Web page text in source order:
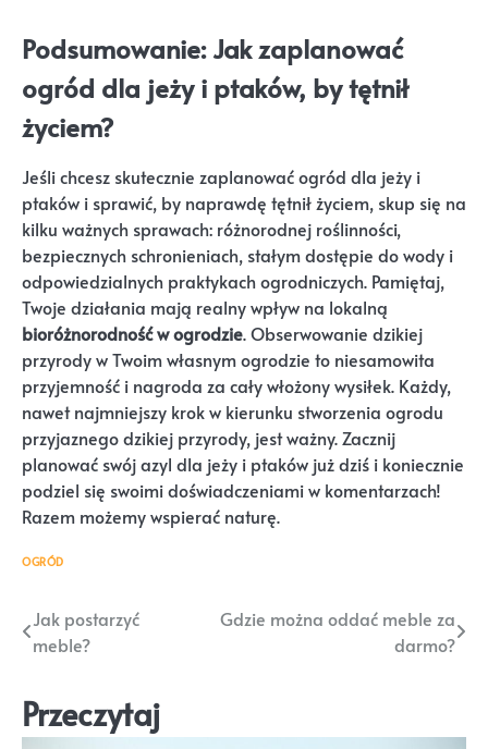
Podsumowanie: Jak zaplanować
ogród dla jeży i ptaków, by tętnił
życiem?
Jeśli chcesz skutecznie zaplanować ogród dla jeży i
ptaków i sprawić, by naprawdę tętnił życiem, skup się na
kilku ważnych sprawach: różnorodnej roślinności,
bezpiecznych schronieniach, stałym dostępie do wody i
odpowiedzialnych praktykach ogrodniczych. Pamiętaj,
Twoje działania mają realny wpływ na lokalną
bioróżnorodność w ogrodzie. Obserwowanie dzikiej
przyrody w Twoim własnym ogrodzie to niesamowita
przyjemność i nagroda za cały włożony wysiłek. Każdy,
nawet najmniejszy krok w kierunku stworzenia ogrodu
przyjaznego dzikiej przyrody, jest ważny. Zacznij
planować swój azyl dla jeży i ptaków już dziś i koniecznie
podziel się swoimi doświadczeniami w komentarzach!
Razem możemy wspierać naturę.
OGRÓD
Nawigacja
wpisu
Jak postarzyć
meble?
Gdzie można oddać meble za
darmo?
Przeczytaj